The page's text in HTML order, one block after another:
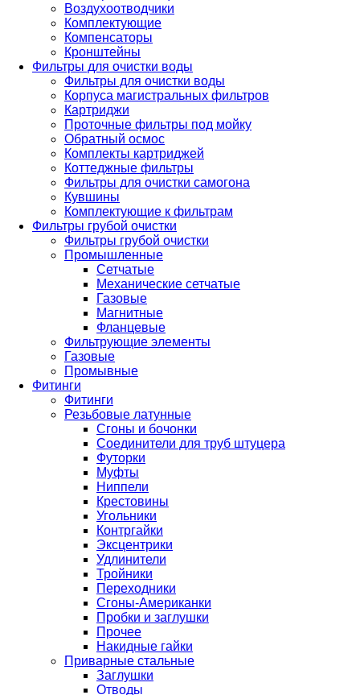
Воздухоотводчики
Комплектующие
Компенсаторы
Кронштейны
Фильтры для очистки воды
Фильтры для очистки воды
Корпуса магистральных фильтров
Картриджи
Проточные фильтры под мойку
Обратный осмос
Комплекты картриджей
Коттеджные фильтры
Фильтры для очистки самогона
Кувшины
Комплектующие к фильтрам
Фильтры грубой очистки
Фильтры грубой очистки
Промышленные
Сетчатые
Механические сетчатые
Газовые
Магнитные
Фланцевые
Фильтрующие элементы
Газовые
Промывные
Фитинги
Фитинги
Резьбовые латунные
Сгоны и бочонки
Соединители для труб штуцера
Футорки
Муфты
Ниппели
Крестовины
Угольники
Контргайки
Эксцентрики
Удлинители
Тройники
Переходники
Сгоны-Американки
Пробки и заглушки
Прочее
Накидные гайки
Приварные стальные
Заглушки
Отводы